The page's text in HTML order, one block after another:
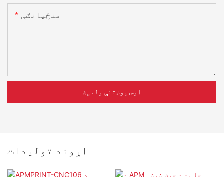
منځپانګې
اوس پوښتنې ولیږئ
اړوند توليدات